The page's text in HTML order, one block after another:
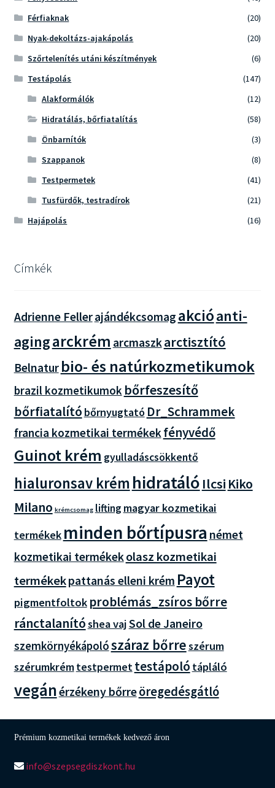
Férfiaknak
(20)
Nyak-dekoltázs-ajakápolás
(20)
Szőrtelenítés utáni készítmények
(6)
Testápolás
(147)
Alakformálók
(12)
Hidratálás, bőrfiatalítás
(58)
Önbarnítók
(3)
Szappanok
(8)
Testpermetek
(41)
Tusfürdők, testradírok
(21)
Hajápolás
(16)
Címkék
Adrienne Fellerajándékcsomag akcióanti-
agingarckrém arcmaszkarctisztító
Belnatur bio- és natúrkozmetikumok
brazil kozmetikumok bőrfeszesítő
bőrfiatalító bőrnyugtató Dr_Schrammek
francia kozmetikai termékek fényvédő
Guinot krém gyulladáscsökkentő
hialuronsav krémhidratáló Ilcsi Kiko
Milano krémcsomag lifting magyar kozmetikai
termékek minden bőrtípusra német
kozmetikai termékekolasz kozmetikai
termékekpattanás elleni krém Payot
pigmentfoltok problémás_zsíros bőrre
ránctalanítóshea vajSol de Janeiro
szemkörnyékápolószáraz bőrreszérum
szérumkrémtestpermet testápoló tápláló
vegánérzékeny bőrreöregedésgátló
Prémium kozmetikai termékek kedvező áron
info@szepsegdiszkont.hu